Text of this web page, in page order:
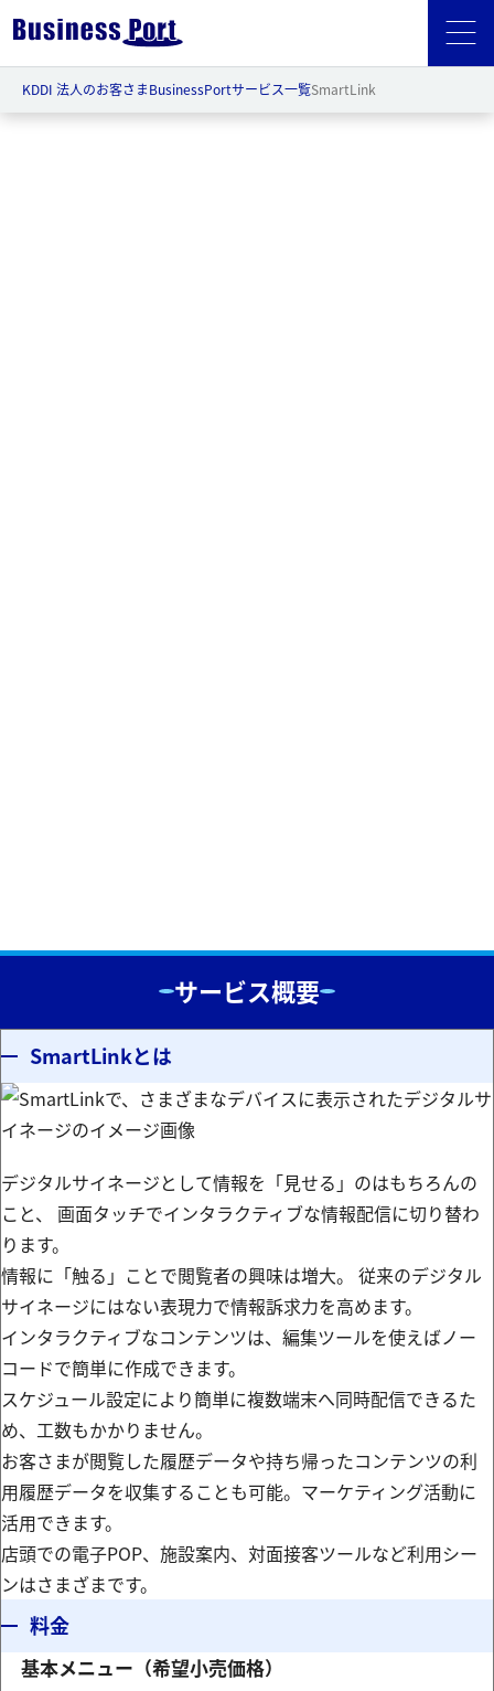
KDDI 法人のお客さまBusinessPortサービス一覧SmartLink
サービス概要
SmartLinkとは
デジタルサイネージとして情報を「見せる」のはもちろんの
こと、 画面タッチでインタラクティブな情報配信に切り替わ
ります。
情報に「触る」ことで閲覧者の興味は増大。 従来のデジタル
サイネージにはない表現力で情報訴求力を高めます。
インタラクティブなコンテンツは、編集ツールを使えばノー
コードで簡単に作成できます。
スケジュール設定により簡単に複数端末へ同時配信できるた
め、工数もかかりません。
お客さまが閲覧した履歴データや持ち帰ったコンテンツの利
用履歴データを収集することも可能。マーケティング活動に
活用できます。
店頭での電子POP、施設案内、対面接客ツールなど利用シー
ンはさまざまです。
料金
基本メニュー（希望小売価格）